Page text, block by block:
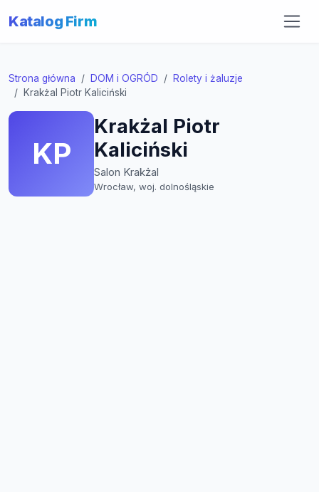
Katalog Firm
Strona główna DOM i OGRÓD
Rolety i żaluzje
Krakżal Piotr Kaliciński
KP
Krakżal Piotr
Kaliciński
Salon Krakżal
Wrocław, woj. dolnośląskie